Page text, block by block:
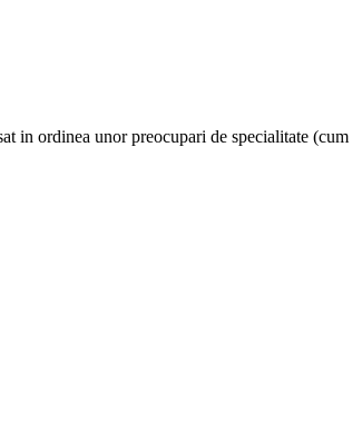
in ordinea unor preocupari de specialitate (cum